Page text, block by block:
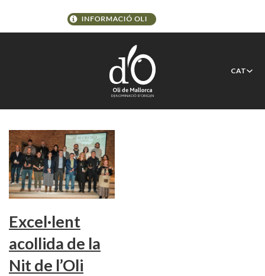
CAT
Etiqueta:Ametlla de
Mallorca IGP
Excel·lent
acollida de la
Nit de l’Oli